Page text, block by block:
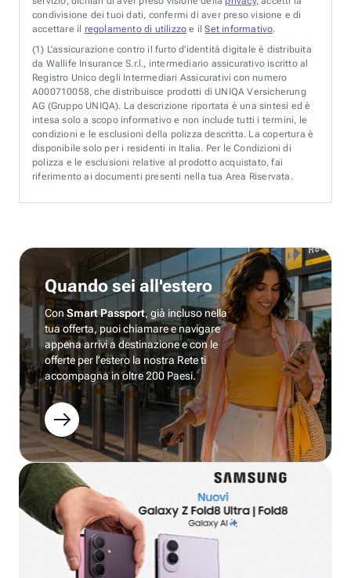
condivisione dei tuoi dati, confermi di aver preso visione e di
accettare il regolamento di utilizzo e ilSet informativo.
(1) L’assicurazione contro il furto d’identità digitale è distribuita
da Wallife Insurance S.r.l., intermediario assicurativo iscritto al
Registro Unico degli Intermediari Assicurativi con numero
A000710058, che distribuisce prodotti di UNIQA Versicherung
AG (Gruppo UNIQA). La descrizione riportata è una sintesi ed è
intesa solo a scopo informativo e non include tutti i termini, le
condizioni e le esclusioni della polizza descritta. La copertura è
disponibile solo per i residenti in Italia. Per le Condizioni di
polizza e le esclusioni relative al prodotto acquistato, fai
riferimento ai documenti presenti nella tua Area Riservata.
Quando sei all'estero
ConSmart Passport, già incluso nella
tua offerta, puoi chiamare e navigare
appena arrivi a destinazione e con le
offerte per l’estero la nostra Rete ti
accompagna in oltre 200 Paesi.